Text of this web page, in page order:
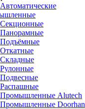
Автоматические
Секционные
Панорамные
Подъёмные
Откатные
Складные
Рулонные
Подвесные
Распашные
Промышленные Alutech
Промышленные Doorhan